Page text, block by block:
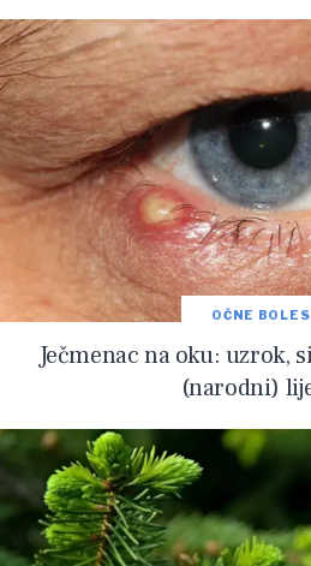
OČNE
Ječmenac na oku:
(narodni)